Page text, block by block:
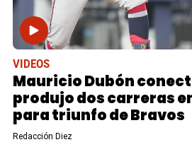
VIDEOS
Mauricio Dubón
produjo dos carreras
para triunfo de Bravos
Redacción Diez